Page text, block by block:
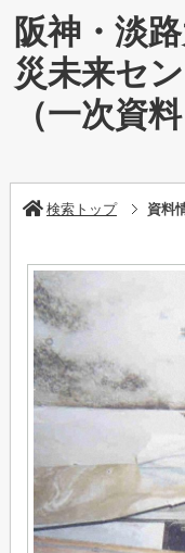
阪神・淡
災未来セ
（一次資
検索トップ 資料